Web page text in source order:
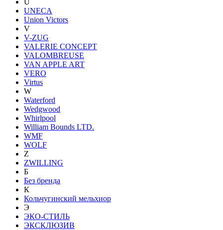
UNECA
Union Victors
V
V-ZUG
VALERIE CONCEPT
VALOMBREUSE
VAN APPLE ART
VERO
Virtus
W
Waterford
Wedgwood
Whirlpool
William Bounds LTD.
WMF
WOLF
Z
ZWILLING
Б
Без бренда
К
Кольчугинский мельхиор
Э
ЭКО-СТИЛЬ
ЭКСКЛЮЗИВ